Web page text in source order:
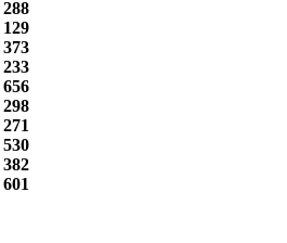
288
129
373
233
656
298
271
530
382
601